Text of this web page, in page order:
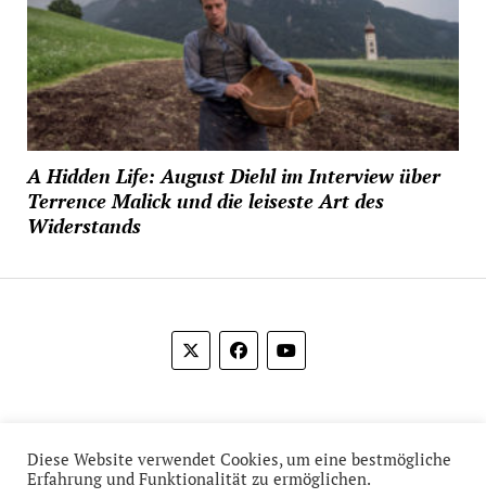
A Hidden Life: August Diehl im Interview über
Terrence Malick und die leiseste Art des
Widerstands
Diese Website verwendet Cookies, um eine bestmögliche
Erfahrung und Funktionalität zu ermöglichen.